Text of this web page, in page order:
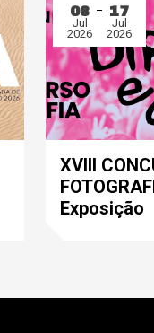
08
Jul
2026
17
Jul
2026
XVIII
Exposição